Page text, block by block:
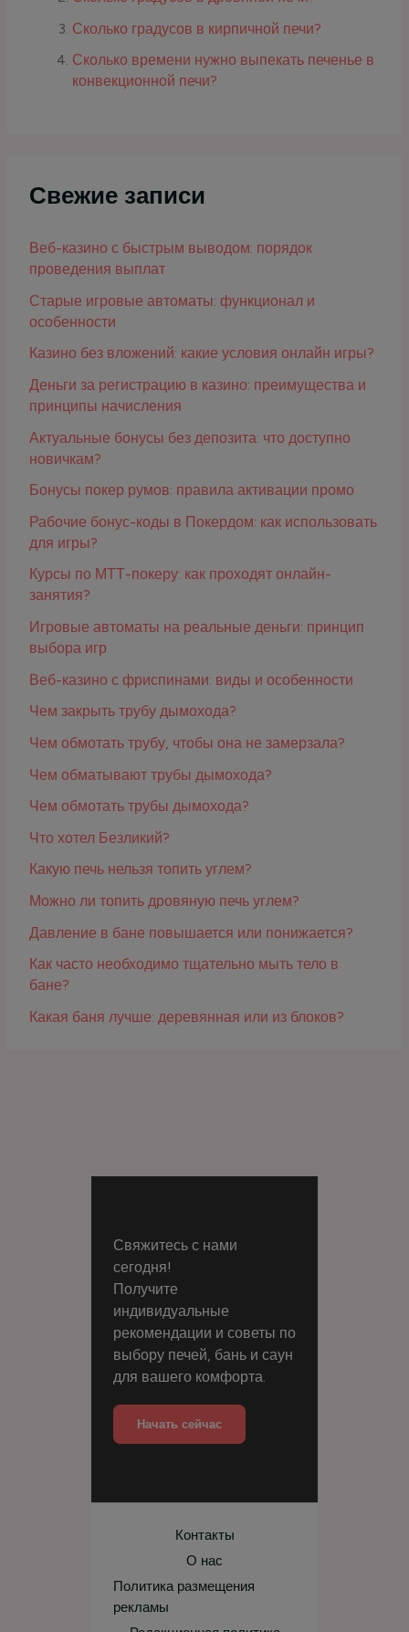
Сколько градусов в кирпичной печи?
Сколько времени нужно выпекать печенье в
конвекционной печи?
Свежие записи
Веб-казино с быстрым выводом: порядок
проведения выплат
Старые игровые автоматы: функционал и
особенности
Казино без вложений: какие условия онлайн игры?
Деньги за регистрацию в казино: преимущества и
принципы начисления
Актуальные бонусы без депозита: что доступно
новичкам?
Бонусы покер румов: правила активации промо
Рабочие бонус-коды в Покердом: как использовать
для игры?
Курсы по МТТ-покеру: как проходят онлайн-
занятия?
Игровые автоматы на реальные деньги: принцип
выбора игр
Веб-казино с фриспинами: виды и особенности
Чем закрыть трубу дымохода?
Чем обмотать трубу, чтобы она не замерзала?
Чем обматывают трубы дымохода?
Чем обмотать трубы дымохода?
Что хотел Безликий?
Какую печь нельзя топить углем?
Можно ли топить дровяную печь углем?
Давление в бане повышается или понижается?
Как часто необходимо тщательно мыть тело в
бане?
Какая баня лучше: деревянная или из блоков?
Свяжитесь с нами
сегодня!
Получите
индивидуальные
рекомендации и советы по
выбору печей, бань и саун
для вашего комфорта.
Начать сейчас
Контакты
О нас
Политика размещения
рекламы